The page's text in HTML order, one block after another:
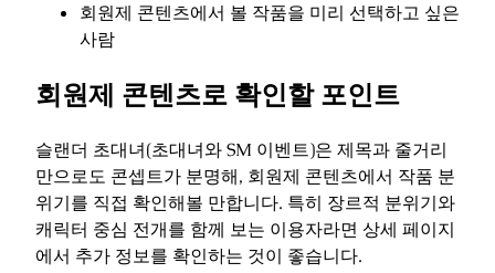
회원제 콘텐츠에서 볼 작품을 미리 선택하고 싶은
사람
회원제 콘텐츠로 확인할 포인트
슬랜더 초대녀(초대녀와 SM 이벤트)은 제목과 줄거리
만으로도 콘셉트가 분명해, 회원제 콘텐츠에서 작품 분
위기를 직접 확인해볼 만합니다. 특히 장르적 분위기와
캐릭터 중심 전개를 함께 보는 이용자라면 상세 페이지
에서 추가 정보를 확인하는 것이 좋습니다.